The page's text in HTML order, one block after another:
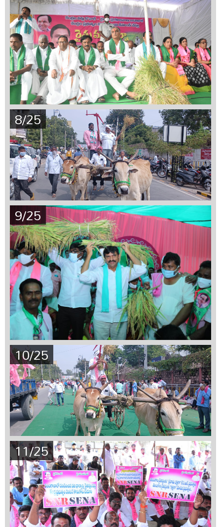
8/25
9/25
10/25
11/25